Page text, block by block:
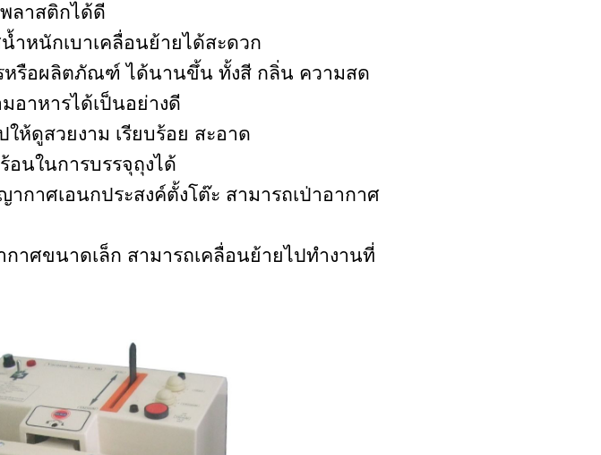
ลาสติกได้ดี
ำหนักเบาเคลื่อนย้ายได้สะดวก
หรือผลิตภัณฑ์ ได้นานขึ้น ทั้งสี กลิ่น ความสด
อาหารได้เป็นอย่างดี
ห้ดูสวยงาม เรียบร้อย สะอาด
อนในการบรรจุถุงได้
กาศเอนกประสงค์ตั้งโต๊ะ สามารถเป่าอากาศ
กาศขนาดเล็ก สามารถเคลื่อนย้ายไปทำงานที่